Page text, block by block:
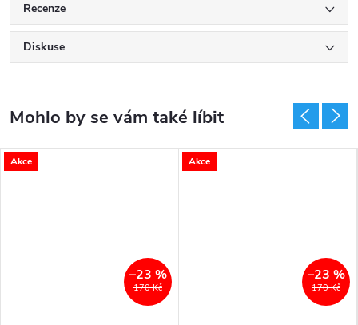
Recenze
Diskuse
Akce
170 Kč
–23 %
Akce
170 Kč
–23 %